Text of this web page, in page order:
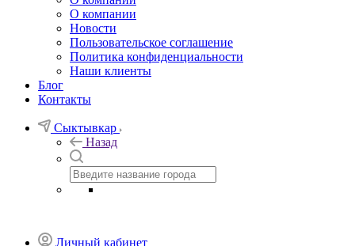
О компании
Новости
Пользовательское соглашение
Политика конфиденциальности
Наши клиенты
Блог
Контакты
Сыктывкар
Назад
Личный кабинет